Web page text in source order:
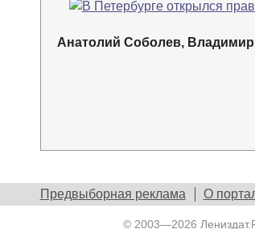
Анатолий Соболев, Владимир
Предвыборная реклама О
© 2003—2026